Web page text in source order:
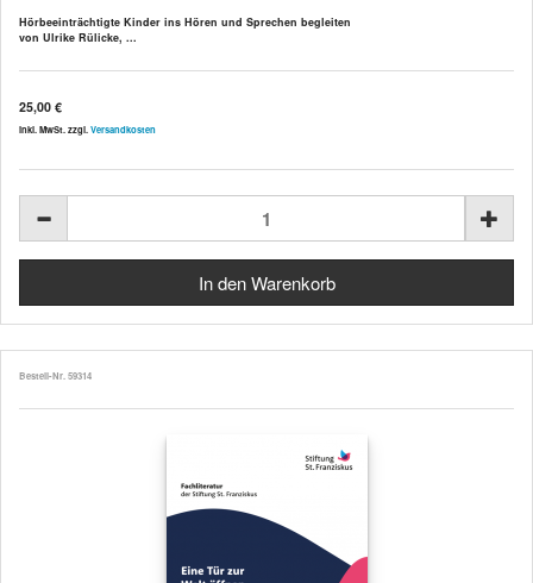
Hörbeeinträchtigte Kinder ins Hören und Sprechen begleiten
von Ulrike Rülicke, ...
25,00 €
inkl. MwSt. zzgl. Versandkosten
Bestell-Nr. 59314